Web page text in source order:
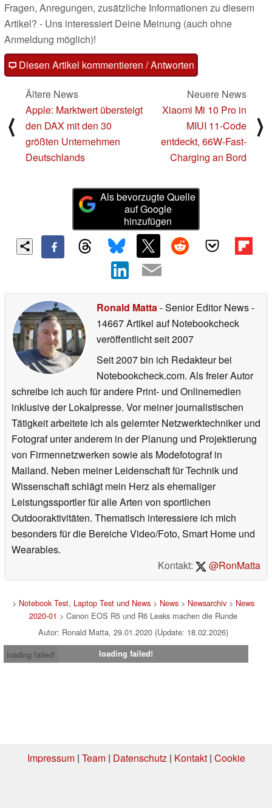
Fragen, Anregungen, zusätzliche Informationen zu diesem
Artikel? - Uns interessiert Deine Meinung (auch ohne
Anmeldung möglich)!
Diesen Artikel kommentieren / Antworten
⟨
Ältere News
Apple: Marktwert übersteigt
den DAX mit den 30
größten Unternehmen
Deutschlands
Neuere News
Xiaomi Mi 10 Pro in
MIUI 11-Code
entdeckt, 66W-Fast-
Charging an Bord
⟩
Als bevorzugte Quelle
auf Google
hinzufügen
Ronald Matta- Senior Editor News-
14667 Artikel auf Notebookcheck
veröffentlichtseit 2007
Seit 2007 bin ich Redakteur bei
Notebookcheck.com. Als freier Autor
schreibe ich auch für andere Print- und Onlinemedien
inklusive der Lokalpresse. Vor meiner journalistischen
Tätigkeit arbeitete ich als gelernter Netzwerktechniker und
Fotograf unter anderem in der Planung und Projektierung
von Firmennetzwerken sowie als Modefotograf in
Mailand. Neben meiner Leidenschaft für Technik und
Wissenschaft schlägt mein Herz als ehemaliger
Leistungssportler für alle Arten von sportlichen
Outdooraktivitäten. Thematisch interessiere ich mich
besonders für die Bereiche Video/Foto, Smart Home und
Wearables.
Kontakt:
@RonMatta
> Notebook Test, Laptop Test und News> News> Newsarchiv> News
2020-01 > Canon EOS R5 und R6 Leaks machen die Runde
Autor: Ronald Matta, 29.01.2020 (Update: 18.02.2026)
loading failed!
loading failed!
Impressum| Team| Datenschutz| Kontakt| Cookie